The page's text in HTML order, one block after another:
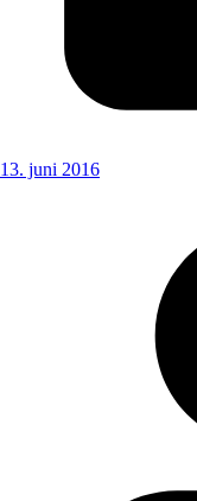
13. juni 2016